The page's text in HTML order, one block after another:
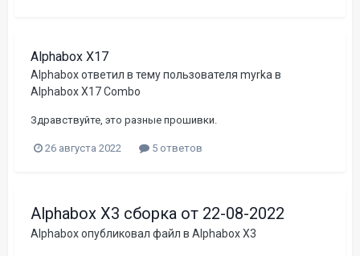
Alphabox X17
Alphaboxответил в тему пользователя myrka в
Alphabox X17 Combo
Здравствуйте, это разные прошивки.
26 августа 2022 5 ответов
Alphabox X3 сборка от 22-08-2022
Alphaboxопубликовал файл в Alphabox X3